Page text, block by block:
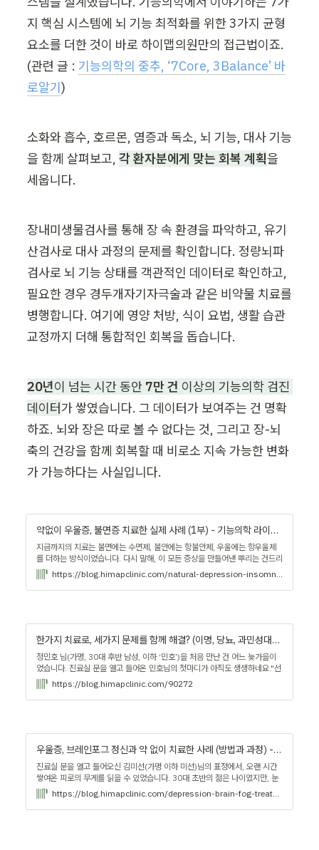
지 핵심 시스템에 뇌 기능 최적화를 위한 3가지 균형
요소를 더한 것이 바로 하이맵의원만의 접근법이죠.
(관련 글 : 기능의학의 중추, ‘7Core, 3Balance’ 바
로알기)
소화와 흡수, 호르몬, 염증과 독소, 뇌 기능, 대사 기능
을 함께 살펴보고, 각 환자분에게 맞는 회복 계획을
세웁니다.
장내미생물검사를 통해 장 속 환경을 파악하고, 유기
산검사로 대사 과정의 문제를 확인합니다. 정량뇌파
검사로 뇌 기능 상태를 객관적인 데이터로 확인하고,
필요한 경우 경두개자기자극술과 같은 비약물 치료를
병행합니다. 여기에 영양 처방, 식이 요법, 생활 습관
교정까지 더해 통합적인 회복을 돕습니다.
20년이 넘는 시간 동안 7만 건 이상의 기능의학 검진
데이터가 쌓였습니다. 그 데이터가 보여주는 건 명확
하죠. 뇌와 장은 따로 볼 수 없다는 것, 그리고 장-뇌
축의 건강을 함께 회복할 때 비로소 지속 가능한 변화
가 가능하다는 사실입니다.
약없이 우울증, 불면증 치료한 실제 사례 (1부) - 기능의학 라이브러리
지금까지의 치료는 불면에는 수면제, 불안에는 항불안제, 우울에는 항우울제
를 더하는 방식이었습니다. 다시 말해, 이 모든 증상을 만들어낸 뿌리는 건드리
지 않은 채, 가지만 잘라내려 했던 것입니다. | 사례
한가지 치료로, 세가지 문제를 함께 해결? (이명, 당뇨, 과민성대장증후군) - 기능의학 라이브러리
정민호 님(가명, 30대 후반 남성, 이하 ‘민호’)을 처음 만난 건 어느 늦가을이
었습니다. 진료실 문을 열고 들어온 민호님의 첫마디가 아직도 생생하네요."선
생님, 저 3군데 병원을 다니고 있어요. 소화기내과, 내분비내과, 이비인후과.
각각 약을 받아서 먹는데… 나아지질 않습니다." | 사례
https://blog.himapclinic.com/90272
우울증, 브레인포그 정신과 약 없이 치료한 사례 (방법과 과정) - 기능의학 라이브러리
진료실 문을 열고 들어오신 김미선(가명 이하 미선)님의 표정에서, 오랜 시간
쌓여온 피로의 무게를 읽을 수 있었습니다. 30대 초반의 젊은 나이였지만, 눈
빛에는 무언가를 오래 포기해온 사람 특유의 흐릿함이 있었습니다. | 사례